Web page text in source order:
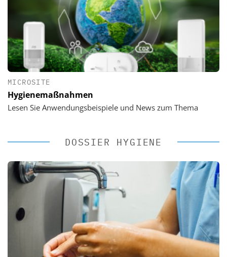
MICROSITE
Hygienemaßnahmen
Lesen Sie Anwendungsbeispiele und News zum Thema
DOSSIER HYGIENE